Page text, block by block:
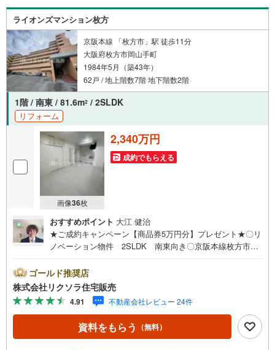
ライオンズマンション枚方
京阪本線 「枚方市」駅 徒歩11分
大阪府枚方市岡山手町
1984年5月（築43年）
62戸 / 地上階数7階 地下階数2階
1階 / 南東 / 81.6m2 / 2SLDK
リフォーム
画像36枚
2,340万円
成約でもらえる
おすすめポイント 大江 健治
★ご成約キャンペーン【商品券5万円分】プレゼント★〇リ
ノベーション物件 2SLDK 南東向き〇京阪本線枚方市駅
システムキッチン ユニットバス■営業時間 9:30～20:00
■即日案内可能！※当日・翌日のご案内はお電話でのお問
合せがスムーズ■定休日 毎週水曜日◇弊社ホームページよ
りLINEでのお問合せも好評！◇不動産情報サイト未掲載物
件、弊社ホームページに多数掲載！◇学校区物件検索も充
実！ご希望の学校区での物件探しに便利！「リクソラ住宅
ゴールド推奨店
株式会社リクソラ住宅販売
4.91 不動産会社レビュー 24件
資料をもらう （無料）